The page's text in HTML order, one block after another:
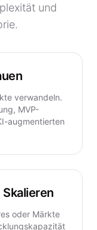
und
verwandeln.
MVP-
augmentierten
oder Märkte